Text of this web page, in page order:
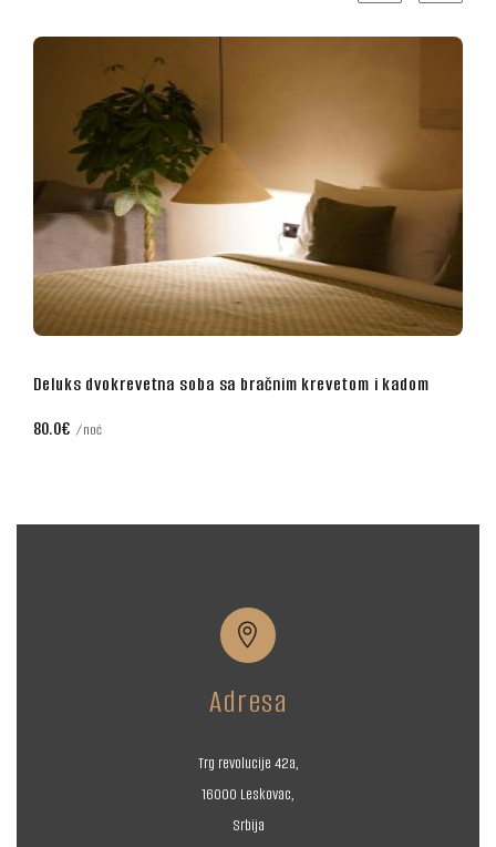
i kadom
Poslovna dvokrevetna soba sa bračnim


Adresa
Trg revolucije 42a,
16000 Leskovac,
Srbija